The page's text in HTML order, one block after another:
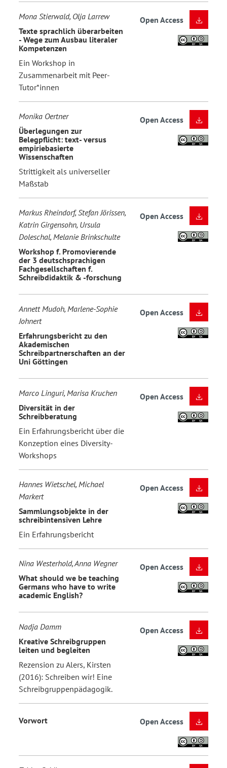
Mona Stierwald, Olja Larrew
Texte sprachlich überarbeiten
- Wege zum Ausbau literaler
Kompetenzen
Ein Workshop in
Zusammenarbeit mit Peer-
Tutor*innen
Open Access
Monika Oertner
Überlegungen zur
Belegpflicht: text- versus
empiriebasierte
Wissenschaften
Strittigkeit als universeller
Maßstab
Open Access
Markus Rheindorf, Stefan Jörissen,
Katrin Girgensohn, Ursula
Doleschal, Melanie Brinkschulte
Workshop f. Promovierende
der 3 deutschsprachigen
Fachgesellschaften f.
Schreibdidaktik & -forschung
Open Access
Annett Mudoh, Marlene-Sophie
Johnert
Erfahrungsbericht zu den
Akademischen
Schreibpartnerschaften an der
Uni Göttingen
Open Access
Marco Linguri, Marisa Kruchen
Diversität in der
Schreibberatung
Ein Erfahrungsbericht über die
Konzeption eines Diversity-
Workshops
Open Access
Hannes Wietschel, Michael
Markert
Sammlungsobjekte in der
schreibintensiven Lehre
Ein Erfahrungsbericht
Open Access
Nina Westerhold, Anna Wegner
What should we be teaching
Germans who have to write
academic English?
Open Access
Nadja Damm
Kreative Schreibgruppen
leiten und begleiten
Rezension zu Alers, Kirsten
(2016): Schreiben wir! Eine
Schreibgruppenpädagogik.
Open Access
Vorwort Open Access